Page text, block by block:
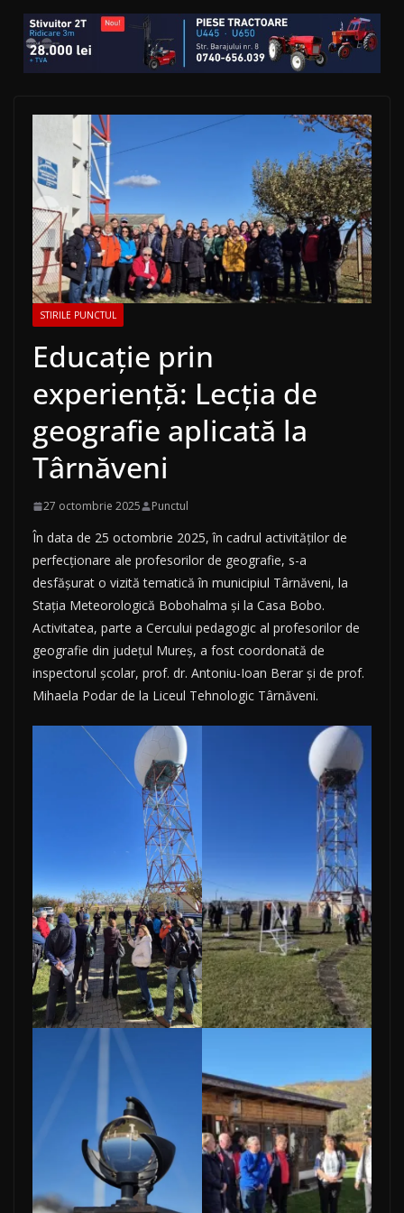
STIRILE PUNCTUL
Educație prin
experiență: Lecția de
geografie aplicată la
Târnăveni
27 octombrie 2025 Punctul
În data de 25 octombrie 2025, în cadrul activităților de
perfecționare ale profesorilor de geografie, s-a
desfășurat o vizită tematică în municipiul Târnăveni, la
Stația Meteorologică Bobohalma și la Casa Bobo.
Activitatea, parte a Cercului pedagogic al profesorilor de
geografie din județul Mureș, a fost coordonată de
inspectorul școlar, prof. dr. Antoniu-Ioan Berar și de prof.
Mihaela Podar de la Liceul Tehnologic Târnăveni.